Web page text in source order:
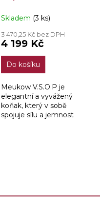
Skladem (3 ks)
3 470,25 Kč bez DPH
4 199 Kč
Do košíku
Meukow V.S.O.P je
elegantní a vyvážený
koňak, který v sobě
spojuje sílu a jemnost